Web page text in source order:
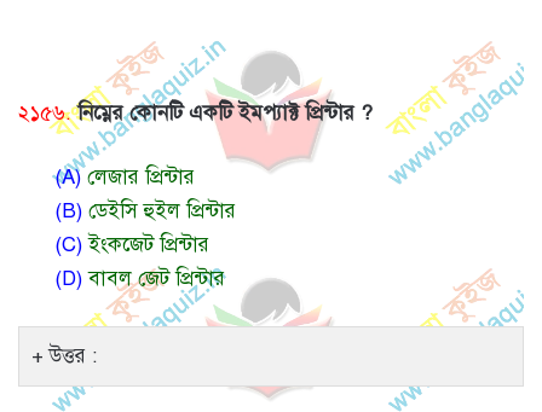
২১৫৬. নিম্নের কোনটি একটি ইমপ্যাক্ট প্রিন্টার ?
(A) লেজার প্রিন্টার
(B) ডেইসি হুইল প্রিন্টার
(C)ইংকজেট প্রিন্টার
(D)বাবল জেট প্রিন্টার
উত্তর :